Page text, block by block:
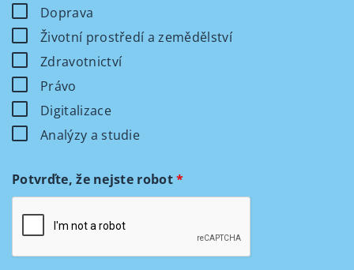
Doprava
Životní prostředí a zemědělství
Zdravotnictví
Právo
Digitalizace
Analýzy a studie
Potvrďte, že nejste robot*